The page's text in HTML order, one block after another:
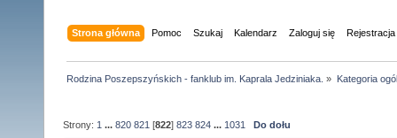
Strona główna Pomoc Szukaj Kalendarz Zaloguj się Rejestracja
Rodzina Poszepszyńskich - fanklub im. Kaprala Jedziniaka. » Kategoria
Strony: 1 ...820 821 [822]823 824 ... 1031 Do dołu